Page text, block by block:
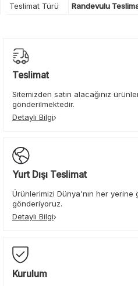
Teslimat Türü
Randevulu
Teslimat
Sitemizden satın alacağınız
gönderilmektedir.
Detaylı Bilgi
Yurt Dışı Teslimat
Ürünlerimizi Dünya'nın her yerine
gönderiyoruz.
Detaylı Bilgi
Kurulum